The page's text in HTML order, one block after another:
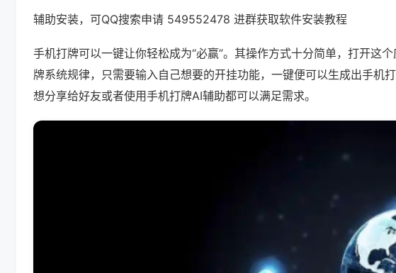
辅助安装，可QQ搜索申请 549552478 进群获取软件安装教程
手机打牌可以一键让你轻松成为“必赢”。其操作方式十分简单，打开这
牌系统规律，只需要输入自己想要的开挂功能，一键便可以生成出手机
想分享给好友或者使用手机打牌AI辅助都可以满足需求。